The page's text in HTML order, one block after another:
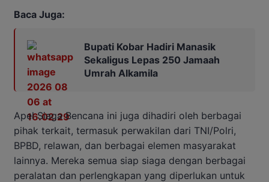
Baca Juga:
Bupati Kobar Hadiri Manasik
Sekaligus Lepas 250 Jamaah
Umrah Alkamila
Apel Siaga Bencana ini juga dihadiri oleh berbagai
pihak terkait, termasuk perwakilan dari TNI/Polri,
BPBD, relawan, dan berbagai elemen masyarakat
lainnya. Mereka semua siap siaga dengan berbagai
peralatan dan perlengkapan yang diperlukan untuk